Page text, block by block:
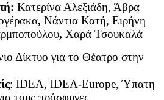
Κατερίνα Αλεξιάδη, Άβρα
, Νάντια Κατή, Ειρήνη
, Χαρά Τσουκαλά
Δίκτυο για το Θέατρο στην
: IDEA, IDEA-Europe, Ύπατη
τους πρόσφυγες